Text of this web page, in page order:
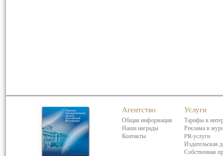
Агентство
Общая информация
Наши награды
Контакты
Услуги
Тарифы в
Реклама в
PR-услуги
Издательская
Собственная